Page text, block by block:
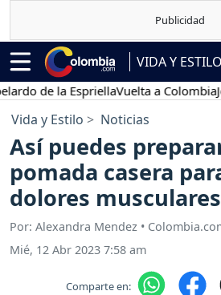
VIDA Y ESTILO
de la EspriellaVuelta a ColombiaJorge
Vida y Estilo Noticias
Así puedes
pomada casera
dolores musculares
Por: Alexandra Mendez •
Mié, 12 Abr 2023 7:58 am
Comparte en: